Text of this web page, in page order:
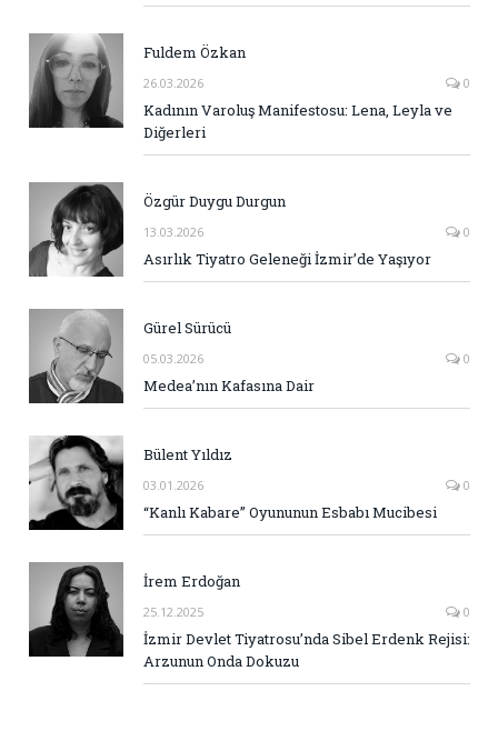
Fuldem Özkan
26.03.2026 0
Kadının Varoluş Manifestosu: Lena, Leyla ve
Diğerleri
Özgür Duygu Durgun
13.03.2026 0
Asırlık Tiyatro Geleneği İzmir’de Yaşıyor
Gürel Sürücü
05.03.2026 0
Medea’nın Kafasına Dair
Bülent Yıldız
03.01.2026 0
“Kanlı Kabare” Oyununun Esbabı Mucibesi
İrem Erdoğan
25.12.2025 0
İzmir Devlet Tiyatrosu’nda Sibel Erdenk Rejisi:
Arzunun Onda Dokuzu